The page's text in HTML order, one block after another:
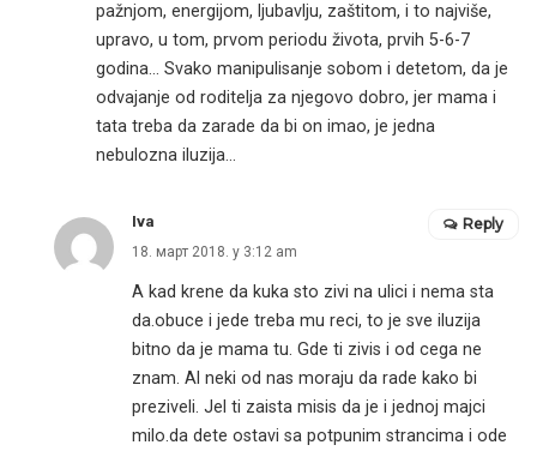
pažnjom, energijom, ljubavlju, zaštitom, i to najviše,
upravo, u tom, prvom periodu života, prvih 5-6-7
godina… Svako manipulisanje sobom i detetom, da je
odvajanje od roditelja za njegovo dobro, jer mama i
tata treba da zarade da bi on imao, je jedna
nebulozna iluzija…
Iva
18. март 2018. у 3:12 am
A kad krene da kuka sto zivi na ulici i nema sta
da.obuce i jede treba mu reci, to je sve iluzija
bitno da je mama tu. Gde ti zivis i od cega ne
znam. Al neki od nas moraju da rade kako bi
preziveli. Jel ti zaista misis da je i jednoj majci
milo.da dete ostavi sa potpunim strancima i ode
Reply